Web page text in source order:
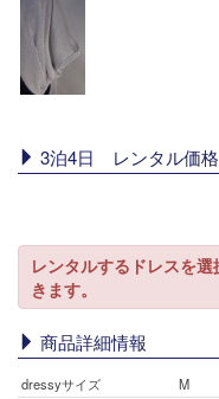
3泊4日 レンタル価格
レンタルするドレスを
きます。
商品詳細情報
dressyサイズ M